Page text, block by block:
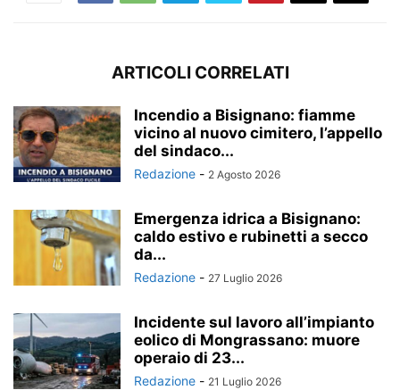
ARTICOLI CORRELATI
Incendio a Bisignano: fiamme
vicino al nuovo cimitero, l’appello
del sindaco...
Redazione - 2 Agosto 2026
Emergenza idrica a Bisignano:
caldo estivo e rubinetti a secco
da...
Redazione - 27 Luglio 2026
Incidente sul lavoro all’impianto
eolico di Mongrassano: muore
operaio di 23...
Redazione - 21 Luglio 2026